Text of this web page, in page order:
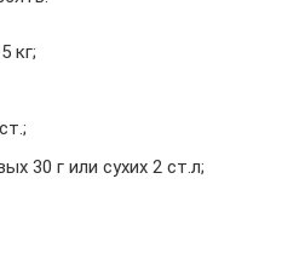
кг;
30 г или сухих 2 ст.л;